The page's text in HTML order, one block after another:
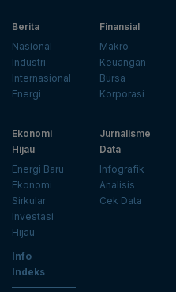
Berita
Nasional
Industri
Internasional
Energi
Finansial
Makro
Keuangan
Bursa
Korporasi
Ekonomi
Hijau
Energi Baru
Ekonomi
Sirkular
Investasi
Hijau
Jurnalisme
Data
Infografik
Analisis
Cek Data
Info
Indeks